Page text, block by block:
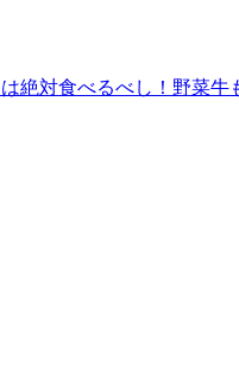
は絶対食べるべし！野菜